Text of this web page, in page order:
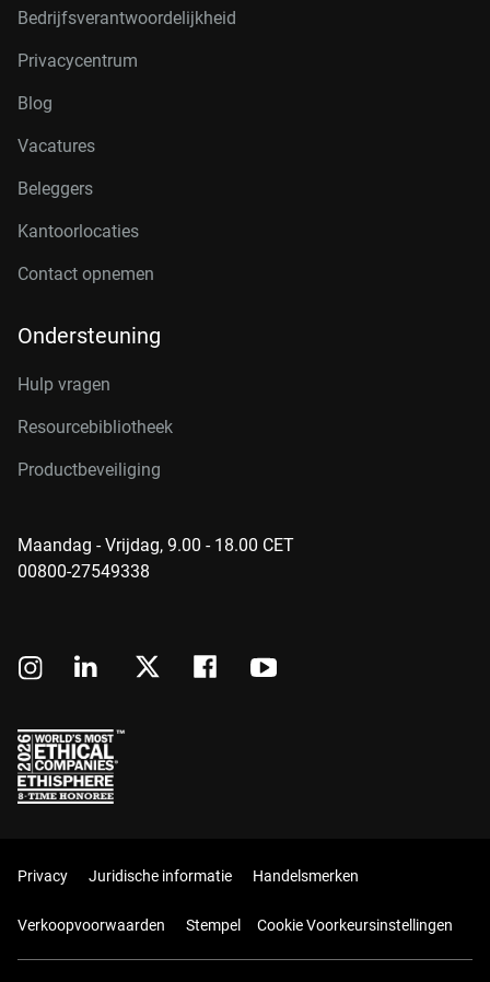
Bedrijfsverantwoordelijkheid
Privacycentrum
Blog
Vacatures
Beleggers
Kantoorlocaties
Contact opnemen
Ondersteuning
Hulp vragen
Resourcebibliotheek
Productbeveiliging
Maandag - Vrijdag, 9.00 - 18.00 CET
00800-27549338
Privacy Juridische informatie Handelsmerken
Verkoopvoorwaarden Stempel Cookie Voorkeursinstellingen